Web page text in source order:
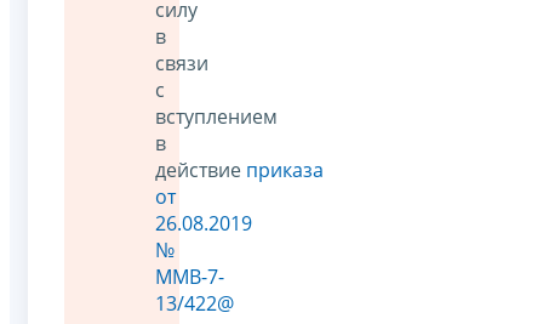
силу
в
связи
с
вступлением
в
действие приказа
от
26.08.2019
№
ММВ-7-
13/422@